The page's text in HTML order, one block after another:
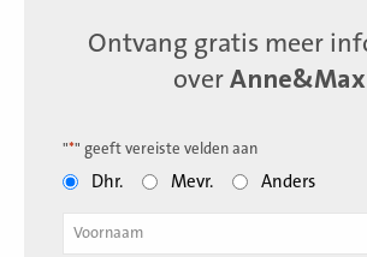
Ontvang gratis meer
over Anne&Max
"*" geeft vereiste velden aan
Dhr. Mevr. Anders